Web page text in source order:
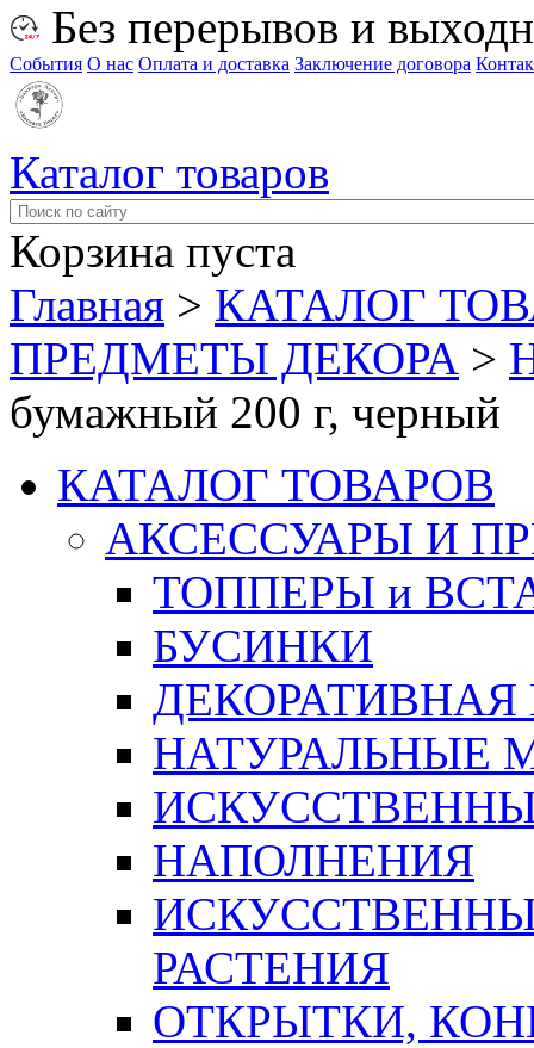
Без перерывов и
События О нас Оплата и доставка Заключение договора
Каталог товаров
Корзина пуста
Главная > КАТАЛОГ
ПРЕДМЕТЫ ДЕКОРА >
бумажный 200 г, черный
КАТАЛОГ ТОВАРОВ
АКСЕССУАРЫ И
ТОППЕРЫ и
БУСИНКИ
ДЕКОРАТИВНАЯ
НАТУРАЛЬНЫЕ
НАПОЛНЕНИЯ
РАСТЕНИЯ
ОТКРЫТКИ,